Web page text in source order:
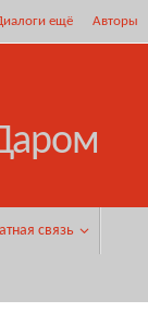
ещё Авторы
связь